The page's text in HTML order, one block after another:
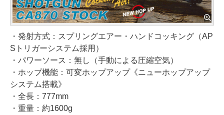
・発射方式：スプリングエアー・ハンドコッキング（AP
Sトリガーシステム採用）
・パワーソース：無し（手動による圧縮空気）
・ホップ機能：可変ホップアップ《ニューホップアップ
システム搭載》
・全長：777mm
・重量：約1600g